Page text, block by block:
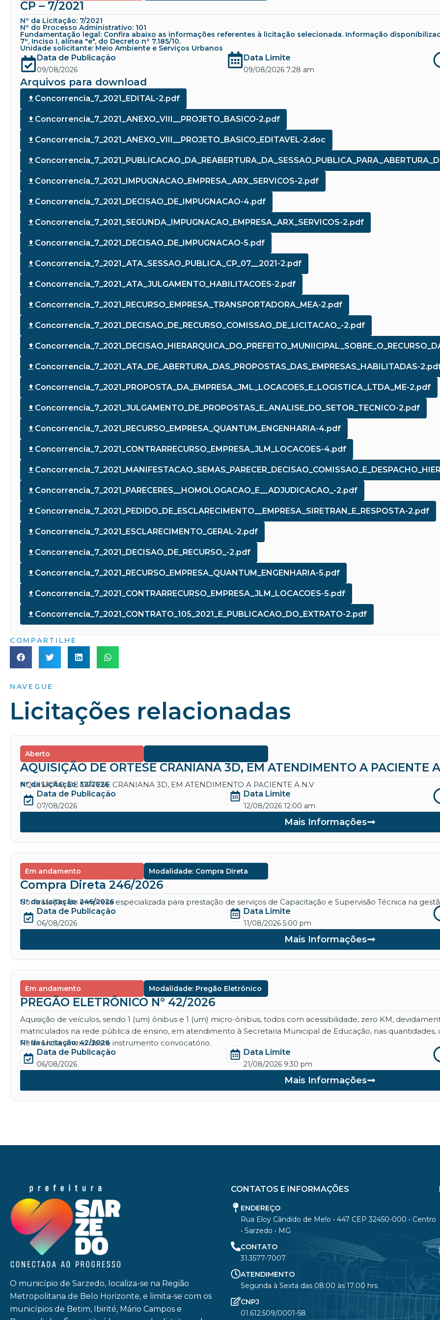
CP – 7/2021
Nº da Licitação: 7/2021
Nº do Processo Administrativo: 101
Fundamentação legal: Confira abaixo as informações referentes à licitação selecionada. Informação disponibilizada
7º, Inciso I, alínea "e", do Decreto nº 7.185/10.
Unidade solicitante: Meio Ambiente e Serviços Urbanos
Data de Publicação
09/08/2026
Data Limite
09/08/2026 7:28 am
Arquivos para download
Concorrencia_7_2021_EDITAL-2.pdf
Concorrencia_7_2021_ANEXO_VIII__PROJETO_BASICO-2.pdf
Concorrencia_7_2021_ANEXO_VIII__PROJETO_BASICO_EDITAVEL-2.doc
Concorrencia_7_2021_IMPUGNACAO_EMPRESA_ARX_SERVICOS-2.pdf
Concorrencia_7_2021_DECISAO_DE_IMPUGNACAO-4.pdf
Concorrencia_7_2021_SEGUNDA_IMPUGNACAO_EMPRESA_ARX_SERVICOS-2.pdf
Concorrencia_7_2021_DECISAO_DE_IMPUGNACAO-5.pdf
Concorrencia_7_2021_ATA_SESSAO_PUBLICA_CP_07__2021-2.pdf
Concorrencia_7_2021_ATA_JULGAMENTO_HABILITACOES-2.pdf
Concorrencia_7_2021_RECURSO_EMPRESA_TRANSPORTADORA_MEA-2.pdf
Concorrencia_7_2021_DECISAO_DE_RECURSO_COMISSAO_DE_LICITACAO_-2.pdf
Concorrencia_7_2021_ATA_DE_ABERTURA_DAS_PROPOSTAS_DAS_EMPRESAS_HABILITADAS-
Concorrencia_7_2021_PROPOSTA_DA_EMPRESA_JML_LOCACOES_E_LOGISTICA_LTDA_ME-2.pdf
Concorrencia_7_2021_JULGAMENTO_DE_PROPOSTAS_E_ANALISE_DO_SETOR_TECNICO-2.pdf
Concorrencia_7_2021_RECURSO_EMPRESA_QUANTUM_ENGENHARIA-4.pdf
Concorrencia_7_2021_CONTRARRECURSO_EMPRESA_JLM_LOCACOES-4.pdf
Concorrencia_7_2021_PARECERES__HOMOLOGACAO_E__ADJUDICACAO_-2.pdf
Concorrencia_7_2021_PEDIDO_DE_ESCLARECIMENTO__EMPRESA_SIRETRAN_E_RESPOSTA-2.pdf
Concorrencia_7_2021_ESCLARECIMENTO_GERAL-2.pdf
Concorrencia_7_2021_DECISAO_DE_RECURSO_-2.pdf
Concorrencia_7_2021_RECURSO_EMPRESA_QUANTUM_ENGENHARIA-5.pdf
Concorrencia_7_2021_CONTRARRECURSO_EMPRESA_JLM_LOCACOES-5.pdf
Concorrencia_7_2021_CONTRATO_105_2021_E_PUBLICACAO_DO_EXTRATO-2.pdf
COMPARTILHE
NAVEGUE
Licitações relacionadas
Aberto
AQUISIÇÃO DE ORTESE CRANIANA 3D, EM ATENDIMENTO A PACIENTE
AQUISIÇÃO DE ORTESE CRANIANA 3D, EM ATENDIMENTO A PACIENTE A.N.V
Nº da Licitação: 32/2026
Data de Publicação
07/08/2026
Data Limite
12/08/2026 12:00 am
Mais Informações
Em andamento Modalidade: Compra Direta
Compra Direta 246/2026
Contratação de empresa especializada para prestação de serviços de Capacitação e Supervisão Técnica na
Nº da Licitação: 246/2026
Data de Publicação
06/08/2026
Data Limite
11/08/2026 5:00 pm
Mais Informações
Em andamento Modalidade: Pregão Eletrônico
PREGÃO ELETRÔNICO Nº 42/2026
Aquisição de veículos, sendo 1 (um) ônibus e 1 (um) micro-ônibus, todos com acessibilidade, zero KM,
matriculados na rede pública de ensino, em atendimento à Secretaria Municipal de Educação, nas
Referência, anexo deste instrumento convocatório.
Nº da Licitação: 42/2026
Data de Publicação
06/08/2026
Data Limite
21/08/2026 9:30 pm
Mais Informações
O município de Sarzedo, localiza-se na Região
Metropolitana de Belo Horizonte, e limita-se com os
municípios de Betim, Ibirité, Mário Campos e
CONTATOS E INFORMAÇÕES
ENDEREÇO
Rua Eloy Cândido de Melo • 447 CEP 32450-000 • Centro
• Sarzedo • MG
CONTATO
31.3577-7007
ATENDIMENTO
Segunda à Sexta das 08:00 às 17:00 hrs
CNPJ
01.612.509/0001-58